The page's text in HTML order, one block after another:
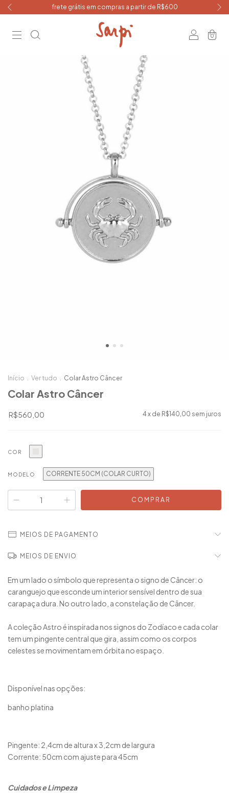
frete grátis em compras a partir de R$600
0
Início . Ver tudo . Colar Astro Câncer
Colar Astro Câncer
R$560,00 4 x de R$140,00 sem juros
COR
MODELO CORRENTE 50CM (COLAR CURTO)
MEIOS DE PAGAMENTO
MEIOS DE ENVIO
Em um lado o símbolo que representa o signo de Câncer: o
caranguejo que esconde um interior sensível dentro de sua
carapaça dura. No outro lado, a constelação de Câncer.
A coleção Astro é inspirada nos signos do Zodíaco e cada colar
tem um pingente central que gira, assim como os corpos
celestes se movimentam em órbita no espaço.
Disponível nas opções:
banho platina
Pingente: 2,4cm de altura x 3,2cm de largura
Corrente: 50cm com ajuste para 45cm
Cuidados e Limpeza